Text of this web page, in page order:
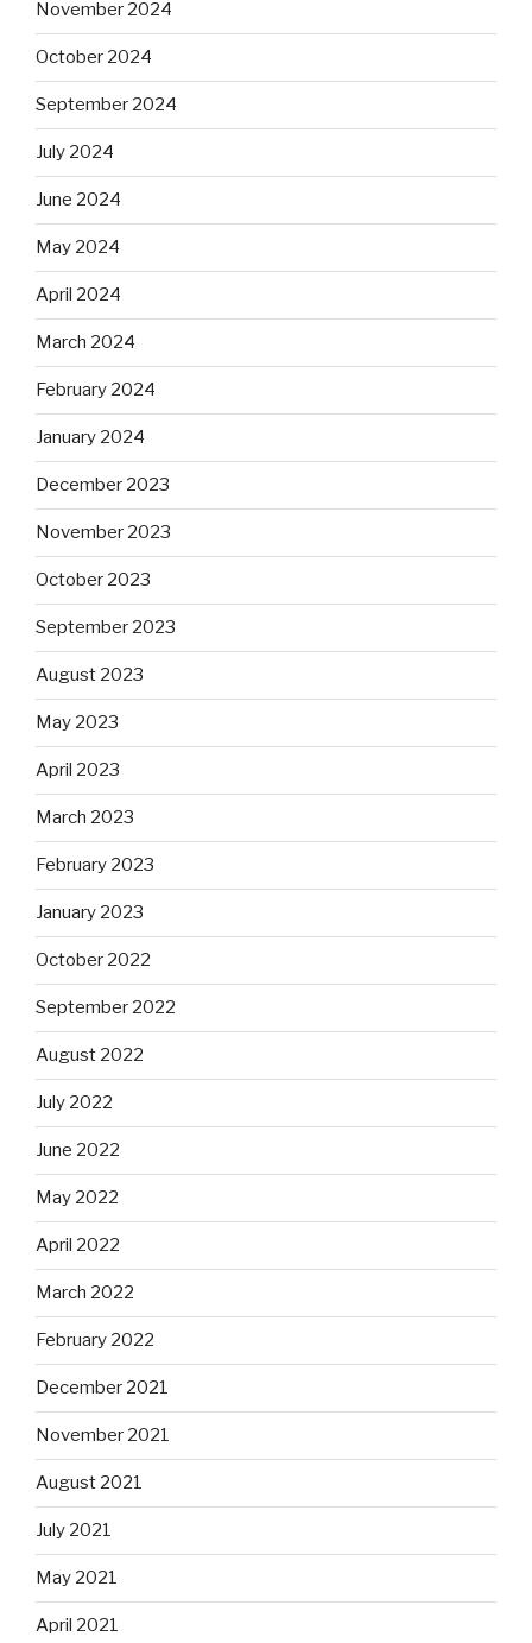
November 2024
October 2024
September 2024
July 2024
June 2024
May 2024
April 2024
March 2024
February 2024
January 2024
December 2023
November 2023
October 2023
September 2023
August 2023
May 2023
April 2023
March 2023
February 2023
January 2023
October 2022
September 2022
August 2022
July 2022
June 2022
May 2022
April 2022
March 2022
February 2022
December 2021
November 2021
August 2021
July 2021
May 2021
April 2021